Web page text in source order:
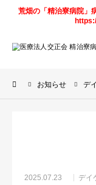
荒畑の「精治寮病院」
お知らせ デ
2025.07.23 デイ
アクセス
ご案内